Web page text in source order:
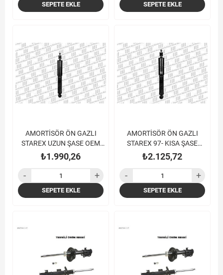
SEPETE EKLE SEPETE EKLE
AMORTİSÖR ÖN GAZLI
STAREX UZUN ŞASE OEM
NO:55300-4A300
₺1.990,26
SEPETE EKLE
AMORTİSÖR ÖN GAZLI
STAREX 97- KISA ŞASE
GAZLI
₺2.125,72
SEPETE EKLE